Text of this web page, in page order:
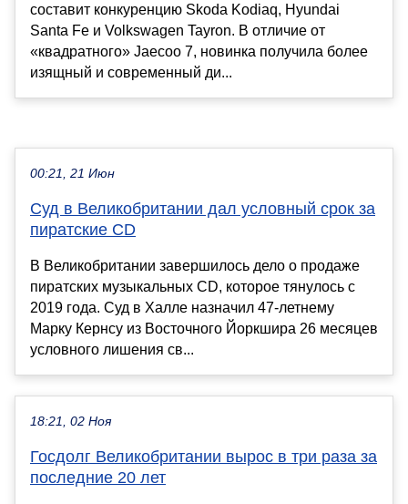
составит конкуренцию Skoda Kodiaq, Hyundai
Santa Fe и Volkswagen Tayron. В отличие от
«квадратного» Jaecoo 7, новинка получила более
изящный и современный ди...
00:21, 21 Июн
Суд в Великобритании дал условный срок за
пиратские CD
В Великобритании завершилось дело о продаже
пиратских музыкальных CD, которое тянулось с
2019 года. Суд в Халле назначил 47-летнему
Марку Кернсу из Восточного Йоркшира 26 месяцев
условного лишения св...
18:21, 02 Ноя
Госдолг Великобритании вырос в три раза за
последние 20 лет